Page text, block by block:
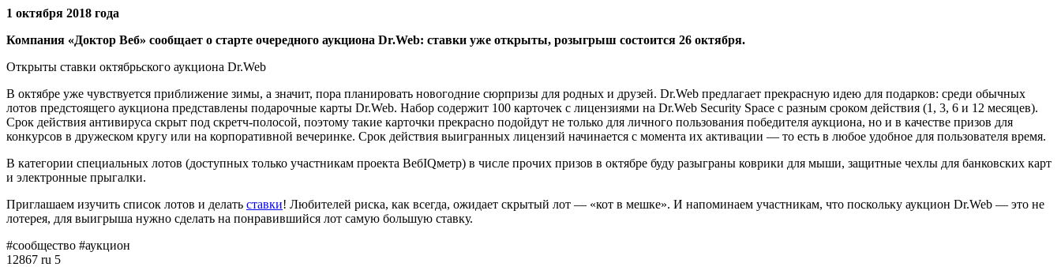
1 октября 2018 года
Компания «Доктор Веб» сообщает о старте очередного аукциона Dr.Web: ставки уже открыты, розыгрыш состоится 26 октября.
Открыты ставки октябрьского аукциона Dr.Web
В октябре уже чувствуется приближение зимы, а значит, пора планировать новогодние сюрпризы для родных и друзей. Dr.Web предлагает прекрасную идею для подарков: среди обычных
лотов предстоящего аукциона представлены подарочные карты Dr.Web. Набор содержит 100 карточек с лицензиями на Dr.Web Security Space с разным сроком действия (1, 3, 6 и 12 месяцев).
Срок действия антивируса скрыт под скретч-полосой, поэтому такие карточки прекрасно подойдут не только для личного пользования победителя аукциона, но и в качестве призов для
конкурсов в дружеском кругу или на корпоративной вечеринке. Срок действия выигранных лицензий начинается с момента их активации — то есть в любое удобное для пользователя время.
В категории специальных лотов (доступных только участникам проекта ВебIQметр) в числе прочих призов в октябре буду разыграны коврики для мыши, защитные чехлы для банковских карт
и электронные прыгалки.
Приглашаем изучить список лотов и делать ставки! Любителей риска, как всегда, ожидает скрытый лот — «кот в мешке». И напоминаем участникам, что поскольку аукцион Dr.Web — это не
лотерея, для выигрыша нужно сделать на понравившийся лот самую большую ставку.
#сообщество #аукцион
12867 ru 5